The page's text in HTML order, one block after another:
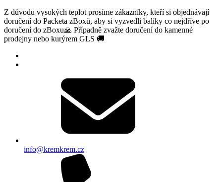
Z důvodu vysokých teplot prosíme zákazníky, kteří si objednávají
doručení do Packeta zBoxů, aby si vyzvedli balíky co nejdříve po
doručení do zBoxu🙏 Případně zvažte doručení do kamenné
prodejny nebo kurýrem GLS 🚚
info@kremkrem.cz